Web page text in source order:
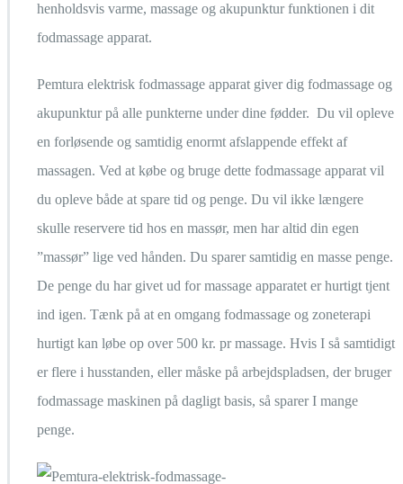
henholdsvis varme, massage og akupunktur funktionen i dit
fodmassage apparat.
Pemtura elektrisk fodmassage apparat giver dig fodmassage og
akupunktur på alle punkterne under dine fødder. Du vil opleve
en forløsende og samtidig enormt afslappende effekt af
massagen. Ved at købe og bruge dette fodmassage apparat vil
du opleve både at spare tid og penge. Du vil ikke længere
skulle reservere tid hos en massør, men har altid din egen
”massør” lige ved hånden. Du sparer samtidig en masse penge.
De penge du har givet ud for massage apparatet er hurtigt tjent
ind igen. Tænk på at en omgang fodmassage og zoneterapi
hurtigt kan løbe op over 500 kr. pr massage. Hvis I så samtidigt
er flere i husstanden, eller måske på arbejdspladsen, der bruger
fodmassage maskinen på dagligt basis, så sparer I mange
penge.